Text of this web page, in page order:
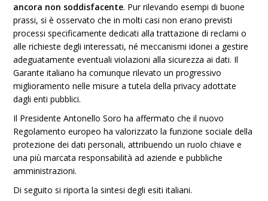
ancora non soddisfacente. Pur rilevando esempi di buone
prassi, si è osservato che in molti casi non erano previsti
processi specificamente dedicati alla trattazione di reclami o
alle richieste degli interessati, né meccanismi idonei a gestire
adeguatamente eventuali violazioni alla sicurezza ai dati. Il
Garante italiano ha comunque rilevato un progressivo
miglioramento nelle misure a tutela della privacy adottate
dagli enti pubblici.
Il Presidente Antonello Soro ha affermato che il nuovo
Regolamento europeo ha valorizzato la funzione sociale della
protezione dei dati personali, attribuendo un ruolo chiave e
una più marcata responsabilità ad aziende e pubbliche
amministrazioni.
Di seguito si riporta la sintesi degli esiti italiani.